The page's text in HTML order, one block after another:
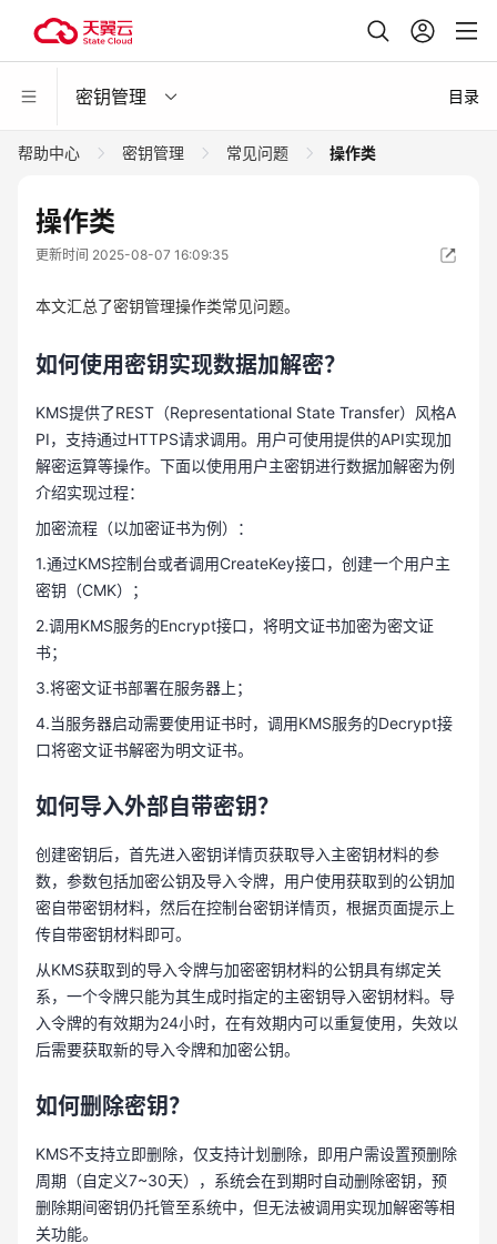
密钥管理 目录
帮助中心 密钥管理 常见问题 操作类
操作类
更新时间 2025-08-07 16:09:35
本文汇总了密钥管理操作类常见问题。
如何使用密钥实现数据加解密？
KMS提供了REST（Representational State Transfer）风格A
PI，支持通过HTTPS请求调用。用户可使用提供的API实现加
解密运算等操作。下面以使用用户主密钥进行数据加解密为例
介绍实现过程：
加密流程（以加密证书为例）：
1.通过KMS控制台或者调用CreateKey接口，创建一个用户主
密钥（CMK）；
2.调用KMS服务的Encrypt接口，将明文证书加密为密文证
书；
3.将密文证书部署在服务器上；
4.当服务器启动需要使用证书时，调用KMS服务的Decrypt接
口将密文证书解密为明文证书。
如何导入外部自带密钥？
创建密钥后，首先进入密钥详情页获取导入主密钥材料的参
数，参数包括加密公钥及导入令牌，用户使用获取到的公钥加
密自带密钥材料，然后在控制台密钥详情页，根据页面提示上
传自带密钥材料即可。
从KMS获取到的导入令牌与加密密钥材料的公钥具有绑定关
系，一个令牌只能为其生成时指定的主密钥导入密钥材料。导
入令牌的有效期为24小时，在有效期内可以重复使用，失效以
后需要获取新的导入令牌和加密公钥。
如何删除密钥？
KMS不支持立即删除，仅支持计划删除，即用户需设置预删除
周期（自定义7~30天），系统会在到期时自动删除密钥，预
删除期间密钥仍托管至系统中，但无法被调用实现加解密等相
关功能。